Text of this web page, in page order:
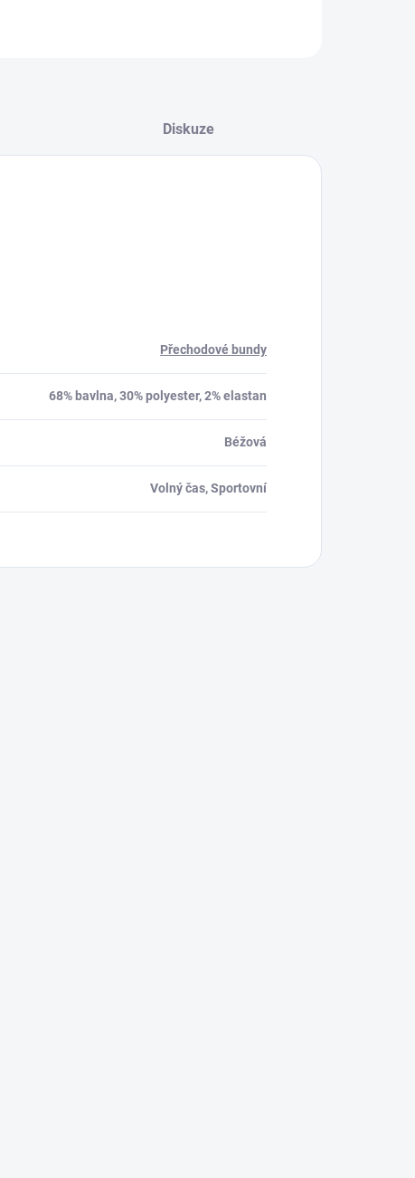
Diskuze
Přechodové bundy
68% bavlna, 30% polyester, 2% elastan
Béžová
Volný čas, Sportovní